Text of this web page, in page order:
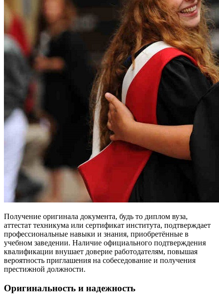
Получение оригинала документа, будь то диплом вуза,
аттестат техникума или сертификат института, подтверждает
профессиональные навыки и знания, приобретённые в
учебном заведении. Наличие официального подтверждения
квалификации внушает доверие работодателям, повышая
вероятность приглашения на собеседование и получения
престижной должности.
Оригинальность и надежность